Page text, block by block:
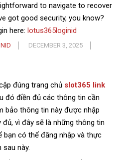
to navigate to recover
got good security, you know?
here: lotus365loginid
DECEMBER 3, 2025
đúng trang chủ slot365 link
đó điền đủ các thông tin cần
bảo thông tin này được nhập
đủ, vì đây sẽ là những thông tin
bạn có thể đăng nhập và thực
sau này.